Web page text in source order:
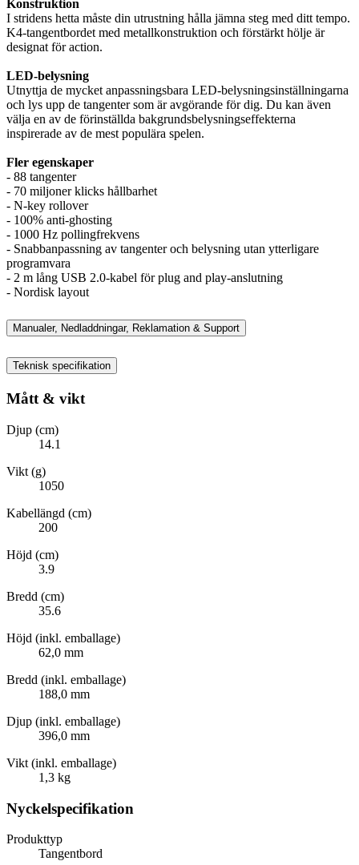
Konstruktion
I stridens hetta måste din utrustning hålla jämna steg med ditt tempo.
K4-tangentbordet med metallkonstruktion och förstärkt hölje är
designat för action.
LED-belysning
Utnyttja de mycket anpassningsbara LED-belysningsinställningarna
och lys upp de tangenter som är avgörande för dig. Du kan även
välja en av de förinställda bakgrundsbelysningseffekterna
inspirerade av de mest populära spelen.
Fler egenskaper
- 88 tangenter
- 70 miljoner klicks hållbarhet
- N-key rollover
- 100% anti-ghosting
- 1000 Hz pollingfrekvens
- Snabbanpassning av tangenter och belysning utan ytterligare
programvara
- 2 m lång USB 2.0-kabel för plug and play-anslutning
- Nordisk layout
Manualer, Nedladdningar, Reklamation & Support
Teknisk specifikation
Mått & vikt
Djup (cm)
14.1
Vikt (g)
1050
Kabellängd (cm)
200
Höjd (cm)
3.9
Bredd (cm)
35.6
Höjd (inkl. emballage)
62,0 mm
Bredd (inkl. emballage)
188,0 mm
Djup (inkl. emballage)
396,0 mm
Vikt (inkl. emballage)
1,3 kg
Nyckelspecifikation
Produkttyp
Tangentbord